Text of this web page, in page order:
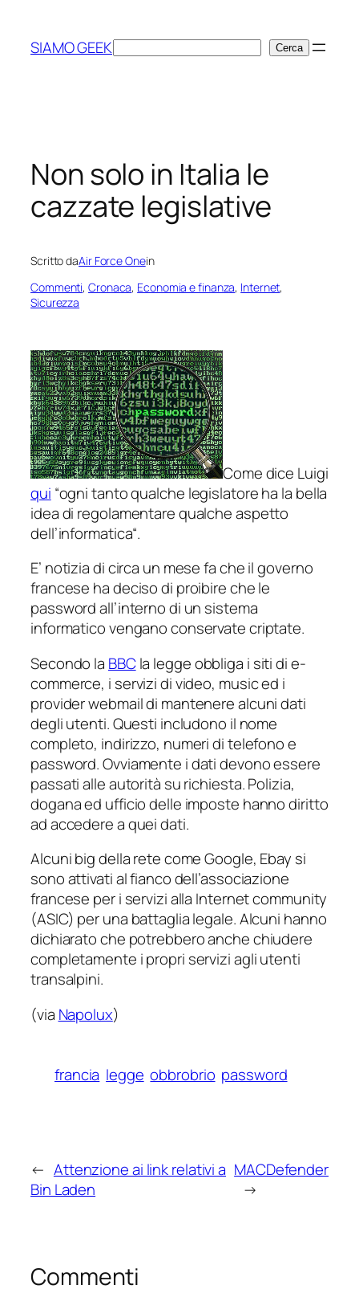
contenuto
SIAMO GEEKCerca Cerca
Non solo in Italia le
cazzate legislative
Scritto daAir Force Onein
Commenti, Cronaca, Economia e finanza, Internet
Sicurezza
Come dice Luigi
qui “ogni tanto qualche legislatore ha la bella
idea di regolamentare qualche aspetto
dell’informatica“.
E’ notizia di circa un mese fa che il governo
francese ha deciso di proibire che le
password all’interno di un sistema
informatico vengano conservate criptate.
Secondo la BBCla legge obbliga i siti di e-
commerce, i servizi di video, music ed i
provider webmail di mantenere alcuni dati
degli utenti. Questi includono il nome
completo, indirizzo, numeri di telefono e
password. Ovviamente i dati devono essere
passati alle autorità su richiesta. Polizia,
dogana ed ufficio delle imposte hanno diritto
ad accedere a quei dati.
Alcuni big della rete come Google, Ebay si
sono attivati al fianco dell’associazione
francese per i servizi alla Internet community
(ASIC) per una battaglia legale. Alcuni hanno
dichiarato che potrebbero anche chiudere
completamente i propri servizi agli utenti
transalpini.
(via Napolux)
francia legge obbrobrio password
← Attenzione ai link relativi a
Bin Laden
MACDefender
→
Commenti